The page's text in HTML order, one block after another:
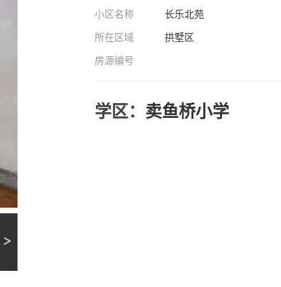
小区名称
长乐北苑
所在区域
拱墅区
房源编号
学区： 卖鱼桥小学